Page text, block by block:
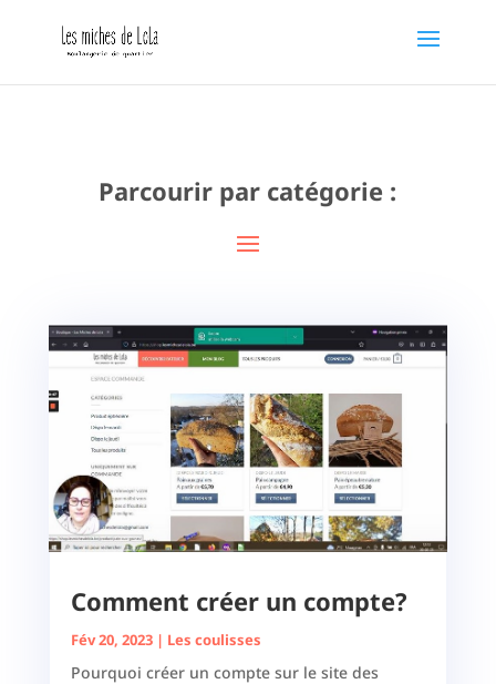
Parcourir par catégorie :
Comment créer un compte?
Fév 20, 2023| Les coulisses
Pourquoi créer un compte sur le site des